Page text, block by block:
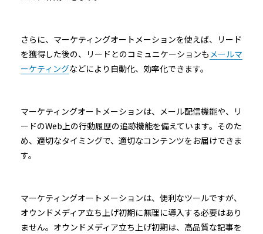
さらに、マーケティングオートメーションを使えば、リード
を獲得した後の、リードとのコミュニケーションも メールマ
ーケティングなどにより自動化、効率化できます。
マーケティングオートメーションは、メール配信機能や、リ
ードのWeb上の行動履歴の追跡機能を備えています。そのた
め、適切なタイミングで、適切なコンテンツをお届けできま
す。
マーケティングオートメーションは、便利なツールですが、
オウンドメディア立ち上げ初期に無理に導入する必要はあり
ません。オウンドメディア立ち上げ初期は、高品質な記事を